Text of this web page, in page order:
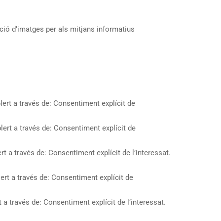
d’imatges per als mitjans informatius
a través de: Consentiment explícit de
a través de: Consentiment explícit de
a través de: Consentiment explícit de l’interessat.
a través de: Consentiment explícit de
través de: Consentiment explícit de l’interessat.